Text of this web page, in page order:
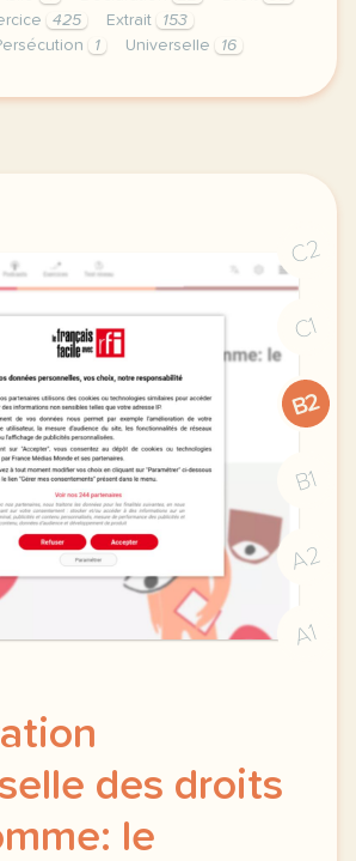
425 Extrait
153
1 Universelle 16
universelle des droits de
C2
C1
B2
B1
A2
A1
des droits
le